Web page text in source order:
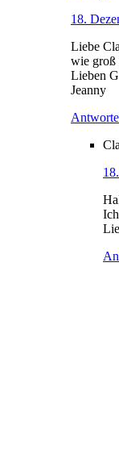
18.
Liebe
wie groß
Lieben
Jeanny